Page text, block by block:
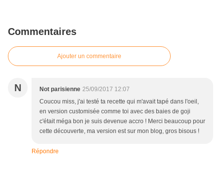
Commentaires
Ajouter un commentaire
N Not parisienne 25/09/2017 12:07
Coucou miss, j'ai testé ta recette qui m'avait tapé dans l'oeil,
en version customisée comme toi avec des baies de goji
c'était méga bon je suis devenue accro ! Merci beaucoup pour
cette découverte, ma version est sur mon blog, gros bisous !
Répondre